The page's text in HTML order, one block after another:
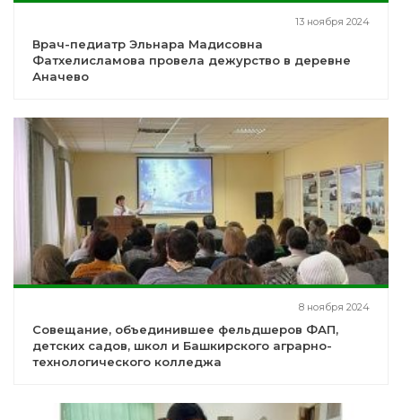
13 ноября 2024
Врач-педиатр Эльнара Мадисовна
Фатхелисламова провела дежурство в деревне
Аначево
8 ноября 2024
Совещание, объединившее фельдшеров ФАП,
детских садов, школ и Башкирского аграрно-
технологического колледжа